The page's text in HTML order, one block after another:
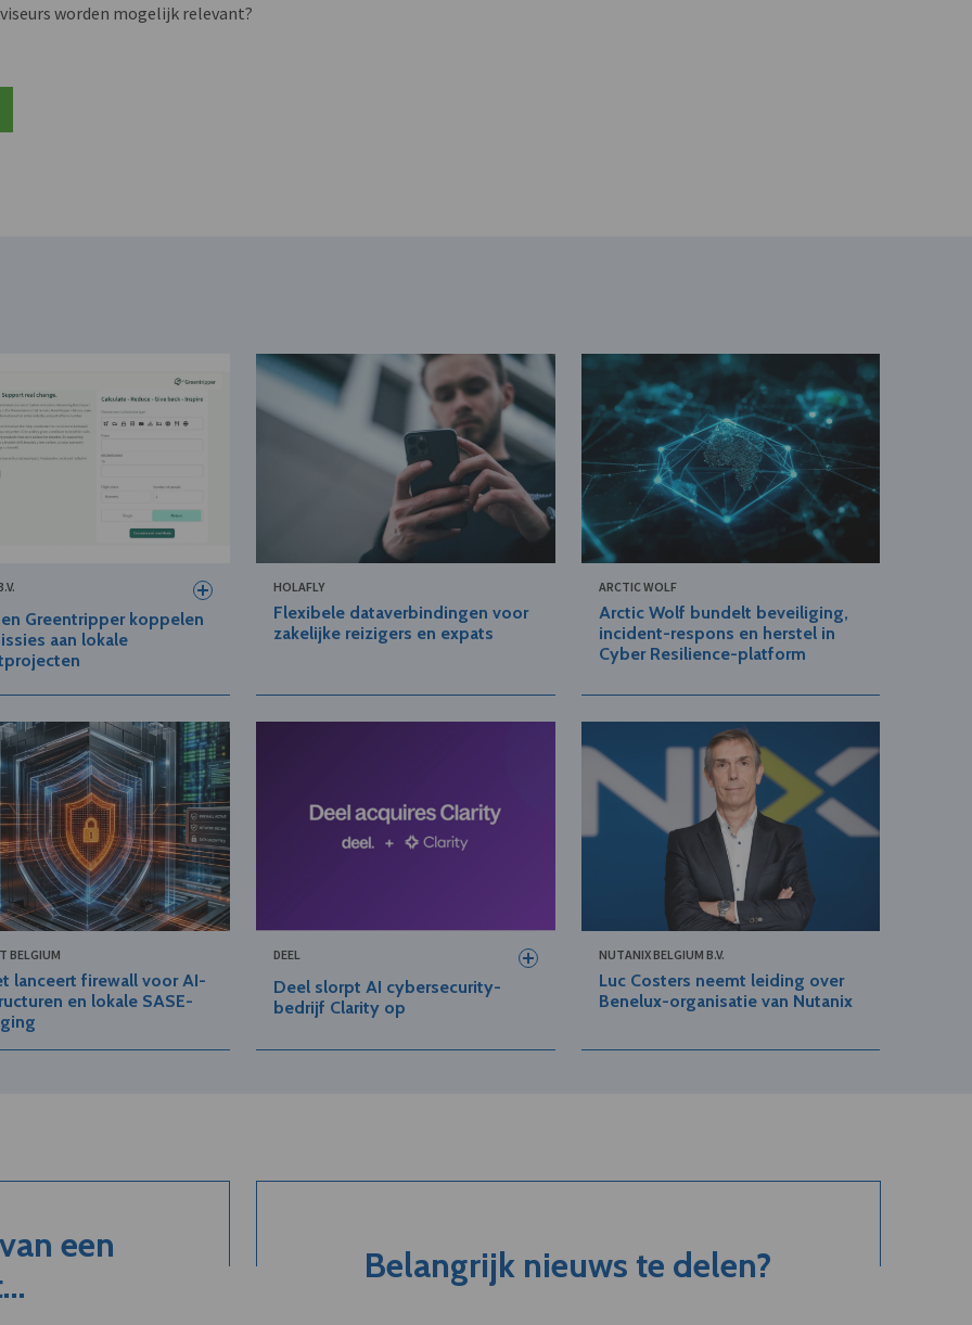
worden mogelijk relevant?
en Greentripper koppelen
aan lokale
HOLAFLY
Flexibele dataverbindingen voor
zakelijke reizigers en expats
ARCTIC WOLF
Arctic Wolf bundelt beveiliging,
incident-respons en herstel in
Cyber Resilience-platform
BELGIUM
lanceert firewall voor AI-
en lokale SASE-
DEEL
Deel slorpt AI cybersecurity-
bedrijf Clarity op
NUTANIX BELGIUM B.V.
Luc Costers neemt leiding over
Benelux-organisatie van Nutanix
een
Belangrijk nieuws te delen?